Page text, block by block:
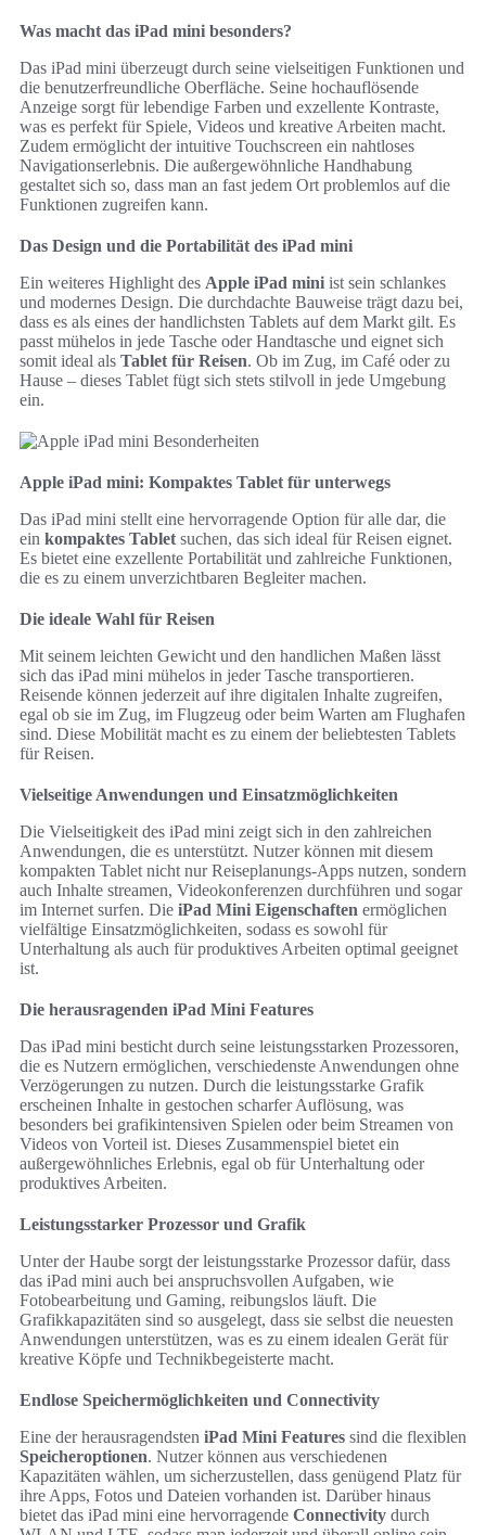
Was macht das iPad mini besonders?
Das iPad mini überzeugt durch seine vielseitigen Funktionen und
die benutzerfreundliche Oberfläche. Seine hochauflösende
Anzeige sorgt für lebendige Farben und exzellente Kontraste,
was es perfekt für Spiele, Videos und kreative Arbeiten macht.
Zudem ermöglicht der intuitive Touchscreen ein nahtloses
Navigationserlebnis. Die außergewöhnliche Handhabung
gestaltet sich so, dass man an fast jedem Ort problemlos auf die
Funktionen zugreifen kann.
Das Design und die Portabilität des iPad mini
Ein weiteres Highlight des Apple iPad mini ist sein schlankes
und modernes Design. Die durchdachte Bauweise trägt dazu bei,
dass es als eines der handlichsten Tablets auf dem Markt gilt. Es
passt mühelos in jede Tasche oder Handtasche und eignet sich
somit ideal als Tablet für Reisen. Ob im Zug, im Café oder zu
Hause – dieses Tablet fügt sich stets stilvoll in jede Umgebung
ein.
Apple iPad mini: Kompaktes Tablet für unterwegs
Das iPad mini stellt eine hervorragende Option für alle dar, die
ein kompaktes Tablet suchen, das sich ideal für Reisen eignet.
Es bietet eine exzellente Portabilität und zahlreiche Funktionen,
die es zu einem unverzichtbaren Begleiter machen.
Die ideale Wahl für Reisen
Mit seinem leichten Gewicht und den handlichen Maßen lässt
sich das iPad mini mühelos in jeder Tasche transportieren.
Reisende können jederzeit auf ihre digitalen Inhalte zugreifen,
egal ob sie im Zug, im Flugzeug oder beim Warten am Flughafen
sind. Diese Mobilität macht es zu einem der beliebtesten Tablets
für Reisen.
Vielseitige Anwendungen und Einsatzmöglichkeiten
Die Vielseitigkeit des iPad mini zeigt sich in den zahlreichen
Anwendungen, die es unterstützt. Nutzer können mit diesem
kompakten Tablet nicht nur Reiseplanungs-Apps nutzen, sondern
auch Inhalte streamen, Videokonferenzen durchführen und sogar
im Internet surfen. Die iPad Mini Eigenschaften ermöglichen
vielfältige Einsatzmöglichkeiten, sodass es sowohl für
Unterhaltung als auch für produktives Arbeiten optimal geeignet
ist.
Die herausragenden iPad Mini Features
Das iPad mini besticht durch seine leistungsstarken Prozessoren,
die es Nutzern ermöglichen, verschiedenste Anwendungen ohne
Verzögerungen zu nutzen. Durch die leistungsstarke Grafik
erscheinen Inhalte in gestochen scharfer Auflösung, was
besonders bei grafikintensiven Spielen oder beim Streamen von
Videos von Vorteil ist. Dieses Zusammenspiel bietet ein
außergewöhnliches Erlebnis, egal ob für Unterhaltung oder
produktives Arbeiten.
Leistungsstarker Prozessor und Grafik
Unter der Haube sorgt der leistungsstarke Prozessor dafür, dass
das iPad mini auch bei anspruchsvollen Aufgaben, wie
Fotobearbeitung und Gaming, reibungslos läuft. Die
Grafikkapazitäten sind so ausgelegt, dass sie selbst die neuesten
Anwendungen unterstützen, was es zu einem idealen Gerät für
kreative Köpfe und Technikbegeisterte macht.
Endlose Speichermöglichkeiten und Connectivity
Eine der herausragendsten iPad Mini Features sind die flexiblen
Speicheroptionen. Nutzer können aus verschiedenen
Kapazitäten wählen, um sicherzustellen, dass genügend Platz für
ihre Apps, Fotos und Dateien vorhanden ist. Darüber hinaus
bietet das iPad mini eine hervorragende Connectivity durch